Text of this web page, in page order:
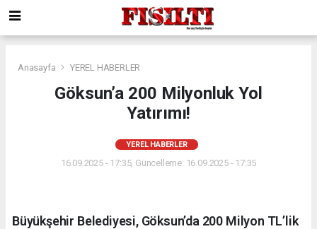
Anasayfa YEREL HABERLER
Göksun’a 200 Milyonluk Yol
Yatırımı!
YEREL HABERLER
16.09.2025 - 17:35, Güncelleme: 16.09.2025 - 17:35
Büyükşehir Belediyesi, Göksun’da 200 Milyon TL’lik